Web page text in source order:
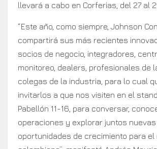
llevará a cabo en Corferias, del 27 al
“Este año, como siempre, Johnson
compartirá sus más recientes
socios de negocio, integradores,
monitoreo, dealers, profesionales de
colegas de la industria, para lo cual
invitarlos a que nos visiten en el
Pabellón 11-16, para conversar,
operaciones y explorar juntos nuevas
oportunidades de crecimiento para el